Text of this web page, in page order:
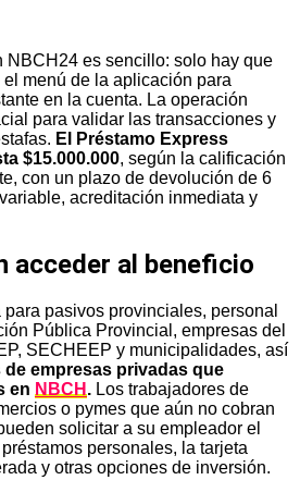
NBCH24 es sencillo: solo hay que
menú de la aplicación para
en la cuenta. La operación
para validar las transacciones y
El Préstamo Express
$15.000.000, según la calificación
con un plazo de devolución de 6
acreditación inmediata y
acceder al beneficio
pasivos provinciales, personal
Pública Provincial, empresas del
SECHEEP y municipalidades, así
de empresas privadas que
en NBCH . Los trabajadores de
o pymes que aún no cobran
solicitar a su empleador el
personales, la tarjeta
y otras opciones de inversión.